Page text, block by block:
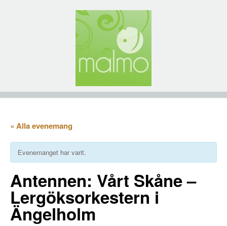
« Alla evenemang
Evenemanget har varit.
Antennen: Vårt Skåne –
Lergöksorkestern i
Ängelholm